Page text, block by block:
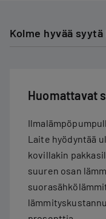
Kolme hyvää
Huomattavat
Laite hyödyntää
kovillakin
suuren osan